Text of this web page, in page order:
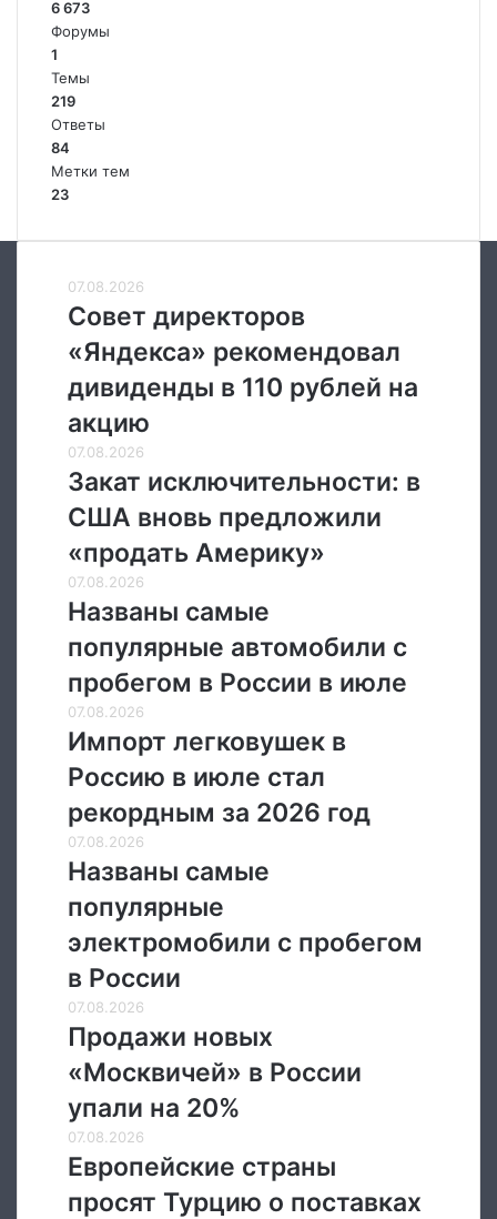
6 673
Форумы
1
Темы
219
Ответы
84
Метки тем
23
Совет
директоров
рекомендовал
дивиденды
в
110
рублей
на
акцию
07.08.2026
Совет директоров
«Яндекса» рекомендовал
дивиденды в 110 рублей на
акцию
Закат
исключительности:
США
вновь
предложили
«продать
Америку»
07.08.2026
Закат исключительности: в
США вновь предложили
«продать Америку»
Названы
самые
автомобили
с
пробегом
в
России
в
июле
07.08.2026
Названы самые
популярные автомобили с
пробегом в России в июле
Импорт
легковушек
Россию
в
июле
стал
рекордным
за
2026
год
07.08.2026
Импорт легковушек в
Россию в июле стал
рекордным за 2026 год
Названы
самые
электромобили
с
пробегом
в
России
07.08.2026
Названы самые
популярные
электромобили с пробегом
в России
Продажи
новых
«Москвичей»
в
России
упали
на
20%
07.08.2026
Продажи новых
«Москвичей» в России
упали на 20%
Европейские
страны
просят
Турцию
07.08.2026
Европейские страны
просят Турцию о поставках